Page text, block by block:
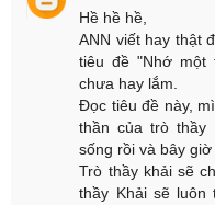
Hề hề hề,
ANN viết hay thật
tiêu đề "Nhớ một
chưa hay lắm.
Đọc tiêu đề này,
thần của trò thầy
sống rồi và bây
Trò thầy khải sẽ
thầy Khải sẽ